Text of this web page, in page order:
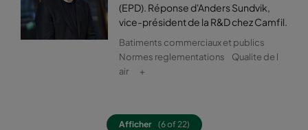
0160 592x592x640-12 ePM1 60% F7
0160 592x490x640-12 ePM1 60% F7
(EPD). Réponse d'Anders Sundvik,
vice-président de la R&D chez Camfil.
Batiments commerciaux et publics
Normes reglementations
Qualite de l
air
+
Afficher (6 of 22)